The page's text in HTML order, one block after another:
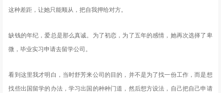
这种差距，让她只能顺从，把自我押给对方。
缺钱的年纪，爱总是那么真诚。为了初恋，为了五年的感情，她再次选择了卑
微，毕业实习申请去留学公司。
看到这里我才明白，当时舒芳来公司的目的，并不是为了找一份工作，而是想
找些出国留学的办法，学习出国的种种门道，然后想方设法，自己把自己申请